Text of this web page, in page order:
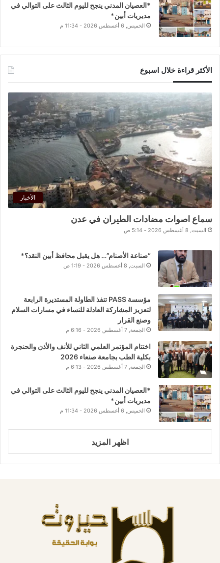
*العصيان المدني ينجح لليوم الثالث على التوالي في
مديريات أبين*
الخميس, 6 أغسطس 2026 - 11:34 م
الأكثر قراءة خلال اسبوع
الأخبار
سماع اصوات مضادات الطيران في عدن
السبت, 8 أغسطس 2026 - 5:14 ص
“صناعة الأصنام”… هل يقبل محافظ أبين النقد؟*
السبت, 8 أغسطس 2026 - 1:19 ص
مؤسسة PASS تنفذ الطاولة المستديرة الرابعة
لتعزيز المشاركة العادلة للنساء في مسارات السلام
وصنع القرار
الجمعة, 7 أغسطس 2026 - 6:16 م
اختتام المؤتمر العلمي الثاني للأنف والأذن والحنجرة
بكلية الطب بجامعة صنعاء 2026
الجمعة, 7 أغسطس 2026 - 6:13 م
*العصيان المدني ينجح لليوم الثالث على التوالي في
مديريات أبين*
الخميس, 6 أغسطس 2026 - 11:34 م
اظهر المزيد